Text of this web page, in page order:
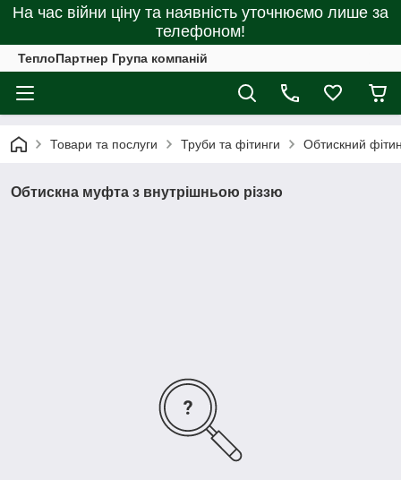
На час війни ціну та наявність уточнюємо лише за
телефоном!
ТеплоПартнер Група компаній
Товари та послуги Труби та фітинги Обтискний
Обтискна муфта з внутрішньою різзю